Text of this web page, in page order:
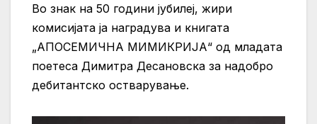
Во знак на 50 години јубилеј, жири
комисијата ја наградува и книгата
„АПОСЕМИЧНА МИМИКРИЈА“ од младата
поетеса Димитра Десановска за надобро
дебитантско остварување.